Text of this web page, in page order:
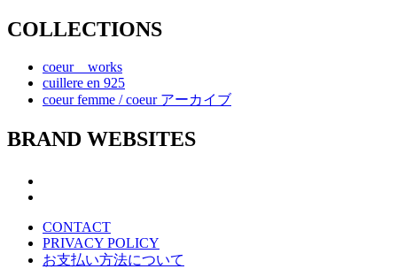
COLLECTIONS
coeur works
cuillere en 925
coeur femme / coeur アーカイブ
BRAND WEBSITES
CONTACT
PRIVACY POLICY
お支払い方法について